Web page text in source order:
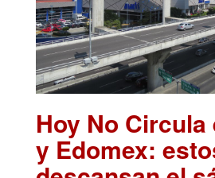
Hoy No Circula
y Edomex: